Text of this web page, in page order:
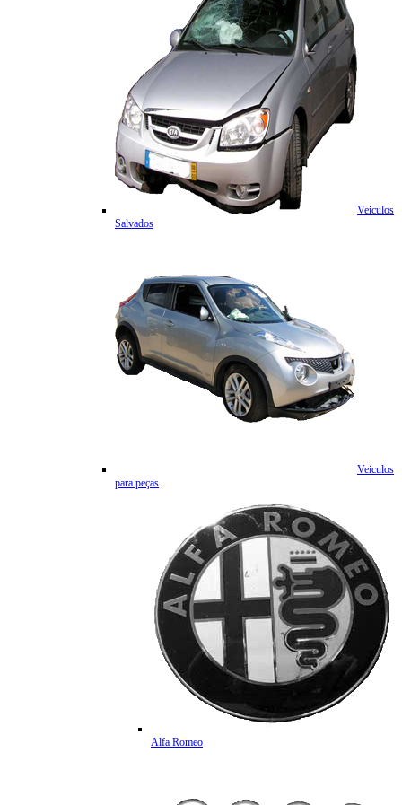
Veiculos
Salvados
Veiculos
para peças
Alfa Romeo